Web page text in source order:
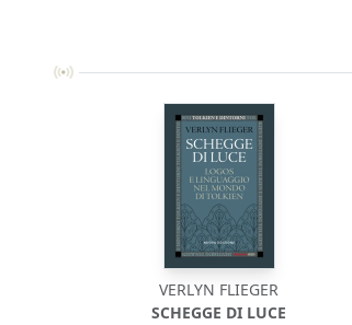
VERLYN FLIEGER
SCHEGGE DI LUCE